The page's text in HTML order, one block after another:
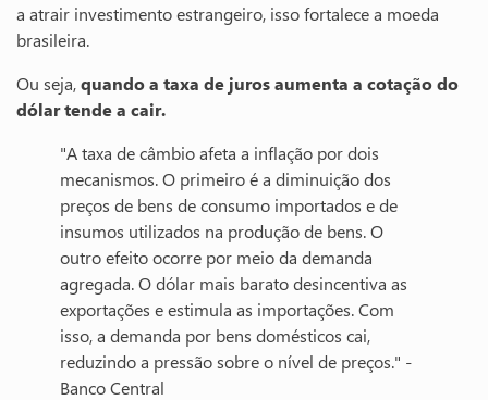
a atrair investimento estrangeiro, isso fortalece a moeda
brasileira.
Ou seja,quando a taxa de juros aumenta a cotação do
dólar tende a cair.
"A taxa de câmbio afeta a inflação por dois
mecanismos. O primeiro é a diminuição dos
preços de bens de consumo importados e de
insumos utilizados na produção de bens. O
outro efeito ocorre por meio da demanda
agregada. O dólar mais barato desincentiva as
exportações e estimula as importações. Com
isso, a demanda por bens domésticos cai,
reduzindo a pressão sobre o nível de preços." -
Banco Central